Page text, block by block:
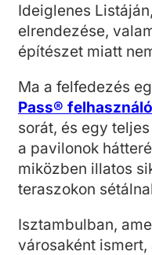
Ideiglenes
elrendezése,
építészet miatt
Ma a felfedezés
Pass®
sorát, és egy
a pavilonok
miközben illatos
teraszokon
Isztambulban,
városaként ismert,